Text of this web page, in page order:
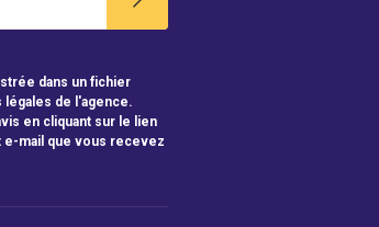
dans un fichier
légales de l'agence.
en cliquant sur le lien
e-mail que vous recevez